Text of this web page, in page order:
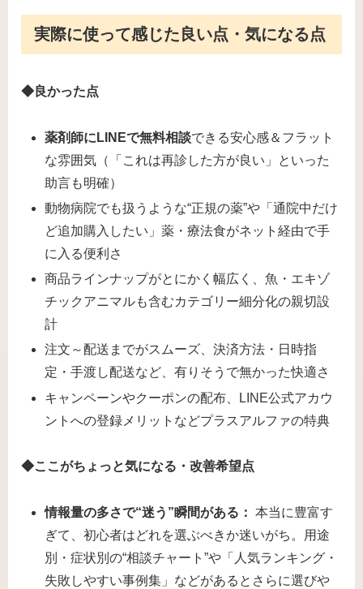
実際に使って感じた良い点・気になる点
◆良かった点
薬剤師にLINEで無料相談できる安心感＆フラット
な雰囲気（「これは再診した方が良い」といった
助言も明確）
動物病院でも扱うような“正規の薬”や「通院中だけ
ど追加購入したい」薬・療法食がネット経由で手
に入る便利さ
商品ラインナップがとにかく幅広く、魚・エキゾ
チックアニマルも含むカテゴリー細分化の親切設
計
注文～配送までがスムーズ、決済方法・日時指
定・手渡し配送など、有りそうで無かった快適さ
キャンペーンやクーポンの配布、LINE公式アカウ
ントへの登録メリットなどプラスアルファの特典
◆ここがちょっと気になる・改善希望点
情報量の多さで“迷う”瞬間がある： 本当に豊富す
ぎて、初心者はどれを選ぶべきか迷いがち。用途
別・症状別の“相談チャート”や「人気ランキング・
失敗しやすい事例集」などがあるとさらに選びや